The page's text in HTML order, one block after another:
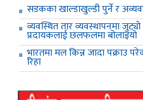
सडकका खाल्डाखुल्डी पुर्ने र
व्यवस्थित तार व्यवस्थापनमा
प्रदायकलाई छलफलमा बोलाइयो
भारतमा मल किन्न जादा पक्राउ
रिहा